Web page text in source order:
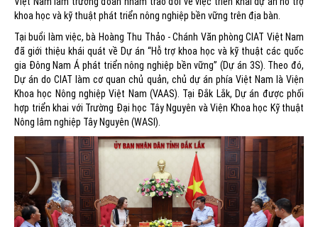
khoa học và kỹ thuật phát triển nông nghiệp bền vững trên địa bàn.
Tại buổi làm việc, bà Hoàng Thu Thảo - Chánh Văn phòng CIAT Việt Nam
đã giới thiệu khái quát về Dự án “Hỗ trợ khoa học và kỹ thuật các quốc
gia Đông Nam Á phát triển nông nghiệp bền vững” (Dự án 3S). Theo đó,
Dự án do CIAT làm cơ quan chủ quản, chủ dự án phía Việt Nam là Viện
Khoa học Nông nghiệp Việt Nam (VAAS). Tại Đắk Lắk, Dự án được phối
hợp triển khai với Trường Đại học Tây Nguyên và Viện Khoa học Kỹ thuật
Nông lâm nghiệp Tây Nguyên (WASI).